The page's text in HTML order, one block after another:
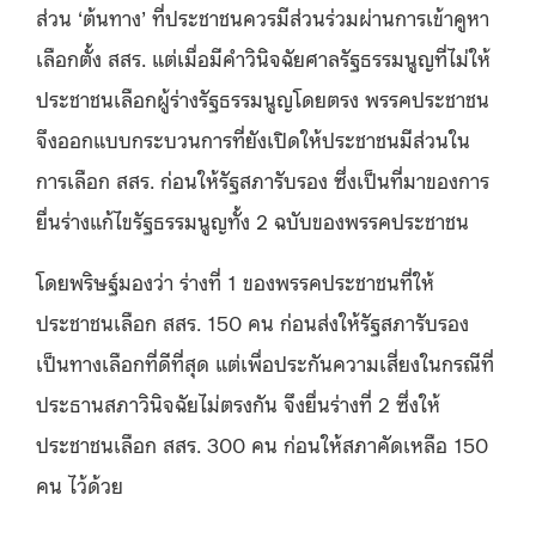
ส่วน ‘ต้นทาง’ ที่ประชาชนควรมีส่วนร่วมผ่านการเข้าคูหา
เลือกตั้ง สสร. แต่เมื่อมีคำวินิจฉัยศาลรัฐธรรมนูญที่ไม่ให้
ประชาชนเลือกผู้ร่างรัฐธรรมนูญโดยตรง พรรคประชาชน
จึงออกแบบกระบวนการที่ยังเปิดให้ประชาชนมีส่วนใน
การเลือก สสร. ก่อนให้รัฐสภารับรอง ซึ่งเป็นที่มาของการ
ยื่นร่างแก้ไขรัฐธรรมนูญทั้ง 2 ฉบับของพรรคประชาชน
โดยพริษฐ์มองว่า ร่างที่ 1 ของพรรคประชาชนที่ให้
ประชาชนเลือก สสร. 150 คน ก่อนส่งให้รัฐสภารับรอง
เป็นทางเลือกที่ดีที่สุด แต่เพื่อประกันความเสี่ยงในกรณีที่
ประธานสภาวินิจฉัยไม่ตรงกัน จึงยื่นร่างที่ 2 ซึ่งให้
ประชาชนเลือก สสร. 300 คน ก่อนให้สภาคัดเหลือ 150
คน ไว้ด้วย